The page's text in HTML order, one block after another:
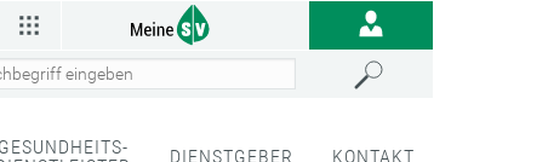
GESUNDHEITS-
DIENSTGEBER KONTAKT